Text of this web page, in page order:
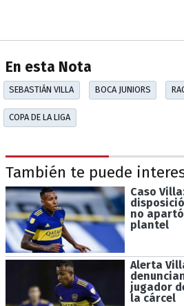
En esta Nota
SEBASTIÁN VILLA BOCA JUNIORS
COPA DE LA LIGA
También te puede
Caso
no
plantel
Alerta
jugador
la cárcel